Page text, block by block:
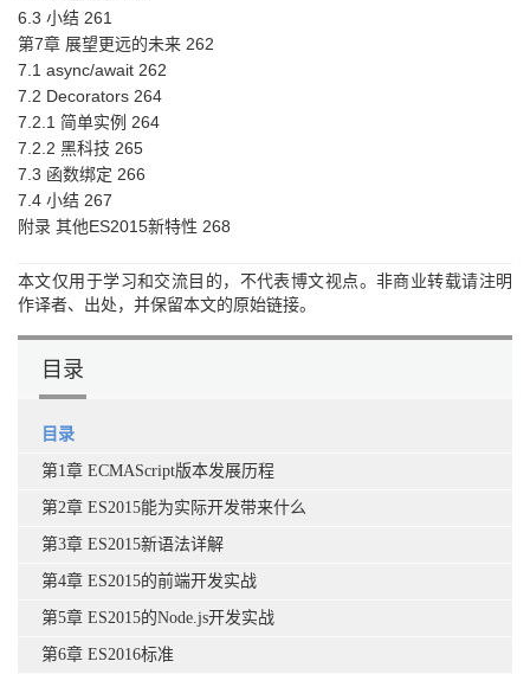
6.3 小结 261
第7章 展望更远的未来 262
7.1 async/await 262
7.2 Decorators 264
7.2.1 简单实例 264
7.2.2 黑科技 265
7.3 函数绑定 266
7.4 小结 267
附录 其他ES2015新特性 268
本文仅用于学习和交流目的，不代表博文视点。非商业转载请注明
作译者、出处，并保留本文的原始链接。
目录
目录
第1章 ECMAScript版本发展历程
第2章 ES2015能为实际开发带来什么
第3章 ES2015新语法详解
第4章 ES2015的前端开发实战
第5章 ES2015的Node.js开发实战
第6章 ES2016标准